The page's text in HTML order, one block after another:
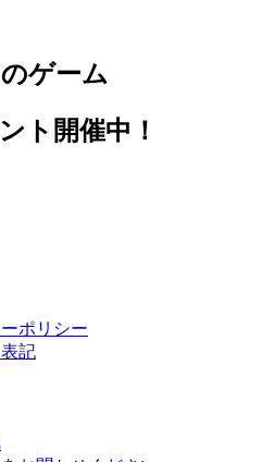
ゲーム
ト開催中！
ポリシー
記